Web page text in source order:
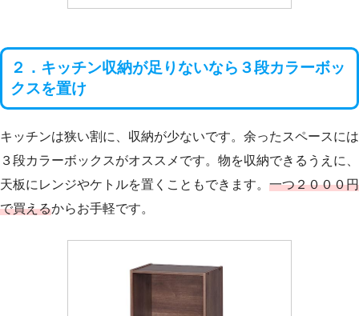
２．キッチン収納が足りないなら３段カラーボッ
クスを置け
キッチンは狭い割に、収納が少ないです。余ったスペースには
３段カラーボックスがオススメです。物を収納できるうえに、
天板にレンジやケトルを置くこともできます。 一つ２０００円
で買えるからお手軽です。